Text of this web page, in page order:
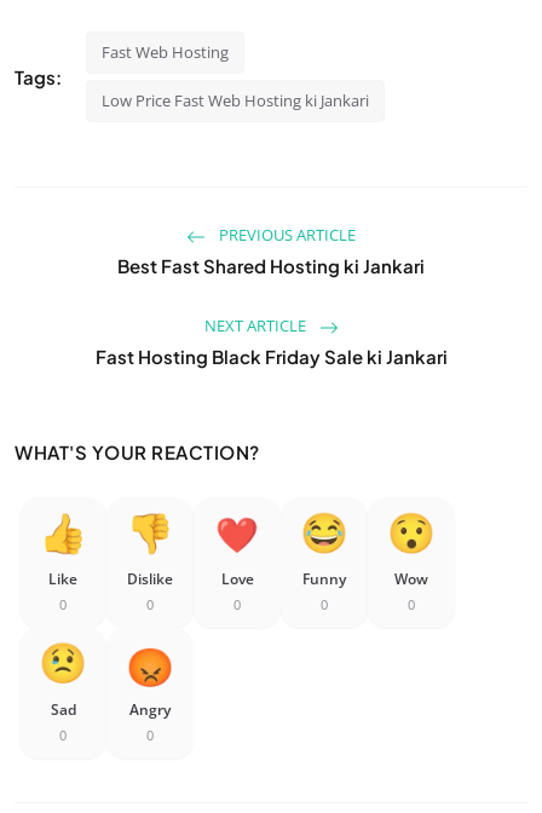
Tags:
Fast Web Hosting
Low Price Fast Web Hosting ki Jankari
PREVIOUS ARTICLE
Best Fast Shared Hosting ki Jankari
NEXT ARTICLE
Fast Hosting Black Friday Sale ki Jankari
WHAT'S YOUR REACTION?
Like
0
Dislike
0
Love
0
Funny
0
Wow
0
Sad
0
Angry
0